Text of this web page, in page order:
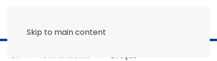
Skip to main content
ABM Comunicados Direção